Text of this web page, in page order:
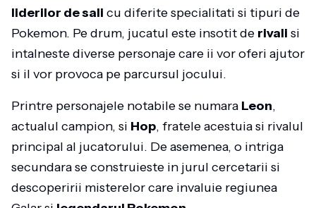
liderilor de sali cu diferite specialitati si tipuri de
Pokemon. Pe drum, jucatul este insotit de rivali si
intalneste diverse personaje care ii vor oferi ajutor
si il vor provoca pe parcursul jocului.
Printre personajele notabile se numara Leon,
actualul campion, si Hop, fratele acestuia si rivalul
principal al jucatorului. De asemenea, o intriga
secundara se construieste in jurul cercetarii si
descoperirii misterelor care invaluie regiunea